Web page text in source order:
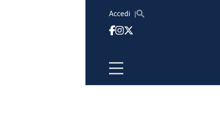
Accedi